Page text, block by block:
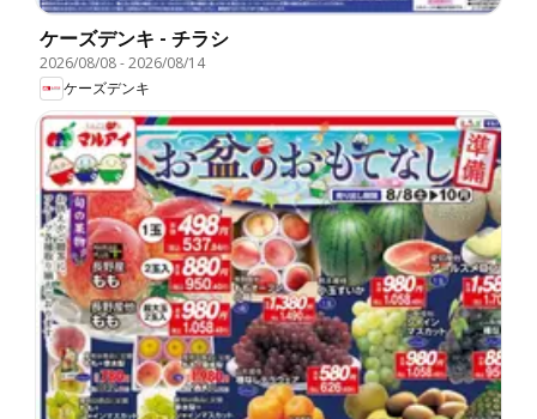
ケーズデンキ - チラシ
2026/08/08-2026/08/14
ケーズデンキ